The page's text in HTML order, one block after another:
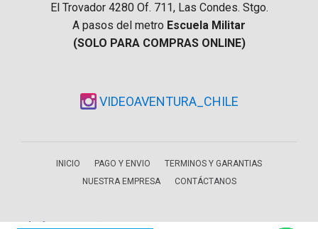
El Trovador 4280 Of. 711, Las Condes. Stgo.
A pasos del metro Escuela Militar
(SOLO PARA COMPRAS ONLINE)
VIDEOAVENTURA_CHILE
INICIO PAGO Y ENVIO
TERMINOS Y GARANTIAS
NUESTRA EMPRESA
CONTÁCTANOS